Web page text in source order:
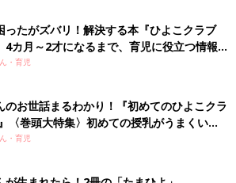
しまいます」
楽しめたり、お出かけしたり、子どもが
、大きくなっても仲良し親子でいられるの
3歳で家族に加わった里子の小春さん｡た
ったがズバリ！解決する本『ひよこクラブ
カ月～2才になるまで、育児に役立つ情報が
！
・育児
のお世話まるわかり！『初めてのひよこクラ
〈巻頭大特集〉初めての授乳がうまくい
ぱい・ミルクの基本と夏のトラブル 解決テ
・育児